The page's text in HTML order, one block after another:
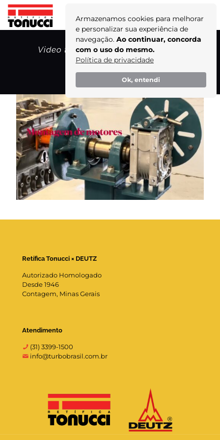
Armazenamos cookies para melhorar
e personalizar sua experiência de
navegação. Ao continuar, concorda
com o uso do mesmo.
Política de privacidade
Ok, entendi
Video thumbnail for youtube video
uyapz2oojr8
Home
Retífica Tonucci × DEUTZ
Autorizado Homologado
Desde 1946
Contagem, Minas Gerais
Atendimento
(31) 3399-1500
info@turbobrasil.com.br